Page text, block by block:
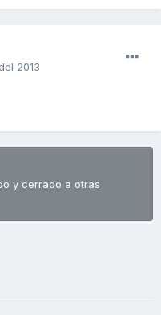
2013
y cerrado a otras